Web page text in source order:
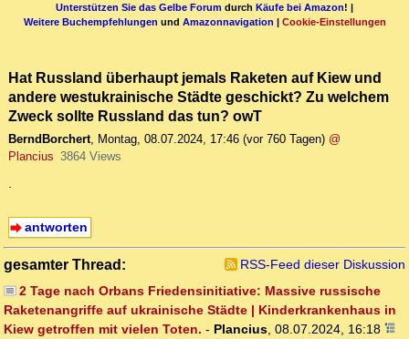
Unterstützen Sie das Gelbe Forum durch Käufe bei Amazon! |
Weitere Buchempfehlungen und Amazonnavigation | Cookie-Einstellungen
Hat Russland überhaupt jemals Raketen auf Kiew und
andere westukrainische Städte geschickt? Zu welchem
Zweck sollte Russland das tun? owT
BerndBorchert, Montag, 08.07.2024, 17:46 (vor 760 Tagen) @
Plancius 3864 Views
.
antworten
gesamter Thread:
RSS-Feed dieser Diskussion
2 Tage nach Orbans Friedensinitiative: Massive russische
Raketenangriffe auf ukrainische Städte | Kinderkrankenhaus in
Kiew getroffen mit vielen Toten. - Plancius, 08.07.2024, 16:18